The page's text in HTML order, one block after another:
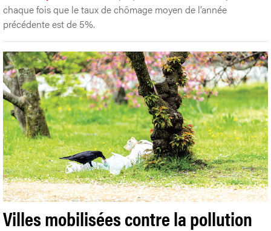
chaque fois que le taux de chômage moyen de l’année
précédente est de 5%.
Villes mobilisées contre la pollution